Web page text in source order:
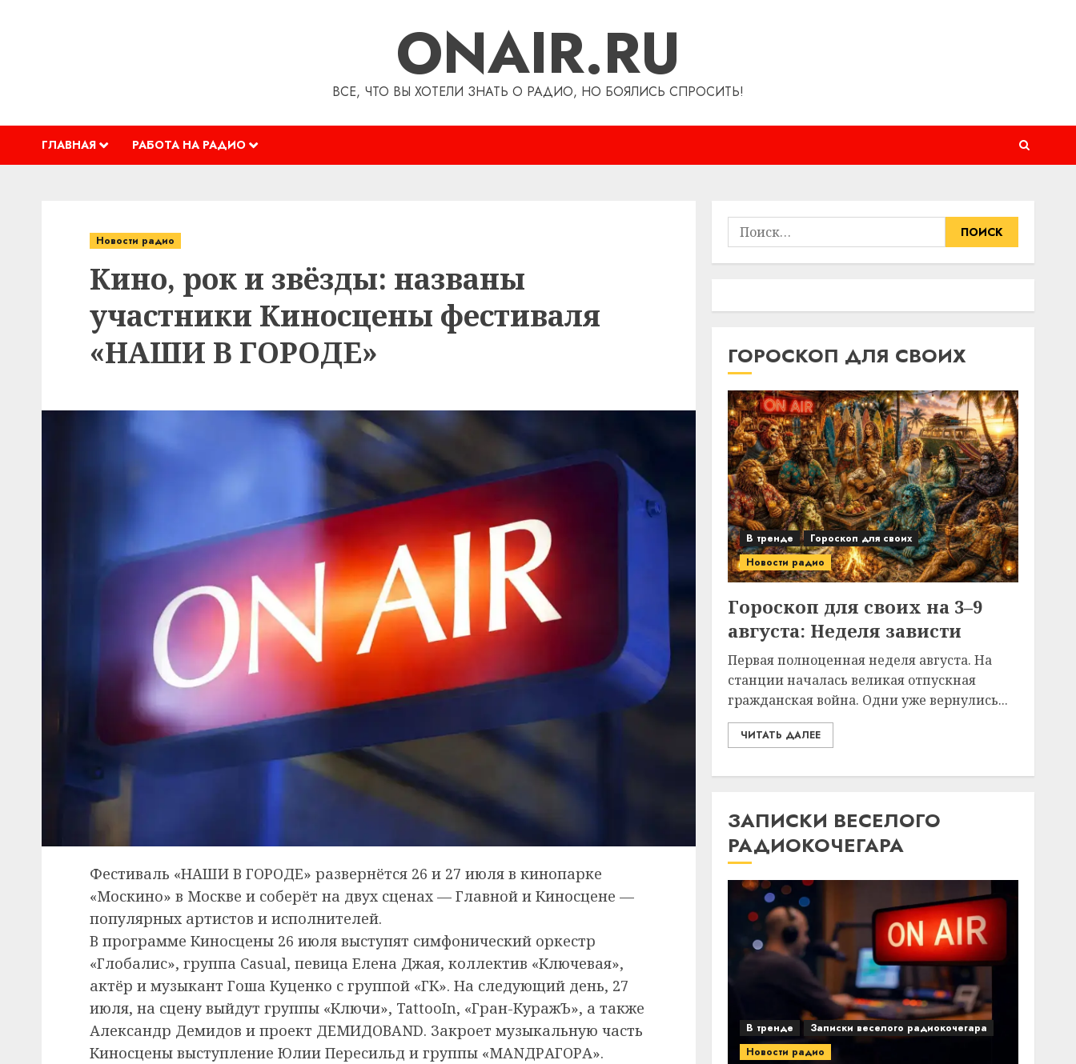
ONAIR.RU
ВСЕ, ЧТО ВЫ ХОТЕЛИ ЗНАТЬ О РАДИО, НО БОЯЛИСЬ СПРОСИТЬ!
ГЛАВНАЯ РАБОТА НА РАДИО
Новости радио
Кино, рок и звёзды: названы
участники Киносцены фестиваля
«НАШИ В ГОРОДЕ»
Фестиваль «НАШИ В ГОРОДЕ» развернётся 26 и 27 июля в кинопарке
«Москино» в Москве и соберёт на двух сценах — Главной и Киносцене —
популярных артистов и исполнителей.
В программе Киносцены 26 июля выступят симфонический оркестр
«Глобалис», группа Casual, певица Елена Джая, коллектив «Ключевая»,
актёр и музыкант Гоша Куценко с группой «ГК». На следующий день, 27
июля, на сцену выйдут группы «Ключи», TattooIn, «Гран-КуражЪ», а также
Александр Демидов и проект ДЕМИДОВAND. Закроет музыкальную часть
Киносцены выступление Юлии Пересильд и группы «МАNДРАГОРА».
Найти:
ГОРОСКОП ДЛЯ СВОИХ
В тренде
Гороскоп для своих
Новости радио
Гороскоп для своих на 3–9
августа: Неделя зависти
Первая полноценная неделя августа. На
станции началась великая отпускная
гражданская война. Одни уже вернулись...
ЧИТАТЬ ДАЛЕЕ
ЗАПИСКИ ВЕСЕЛОГО
РАДИОКОЧЕГАРА
В тренде
Записки веселого радиокочегара
Новости радио